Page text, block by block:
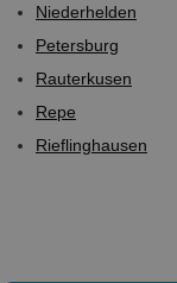
Niederhelden
Petersburg
Rauterkusen
Repe
Rieflinghausen